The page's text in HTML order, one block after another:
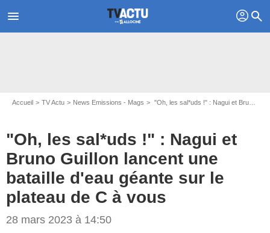
menu profil search
Accueil TV Actu News Emissions - Mags "Oh, les sal*uds !" : Nagui et Bruno Guillon lancent une bataille d'eau géante sur le plateau de C à vous
"Oh, les sal*uds !" : Nagui et
Bruno Guillon lancent une
bataille d'eau géante sur le
plateau de C à vous
28 mars 2023 à 14:50